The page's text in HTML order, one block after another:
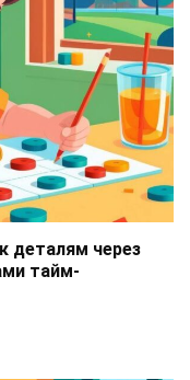
деталям через
тайм-